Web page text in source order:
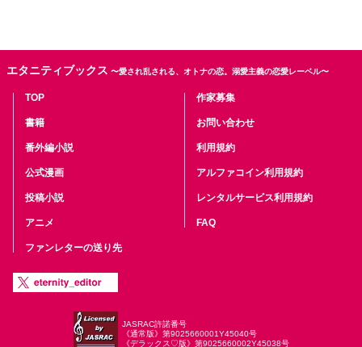
エタニティブックス 〜愛され乱される、オトナの恋。溺愛主義の恋愛レーベル〜
TOP
書籍
番外編小説
公式漫画
投稿小説
アニメ
ファンレターの送り先
作家募集
お問い合わせ
利用規約
アルファコイン利用規約
レンタルサービス利用規約
FAQ
JASRAC許諾番号
《通常版》第9025660001Y45040号
《デラックス♡版》第9025660002Y45038号